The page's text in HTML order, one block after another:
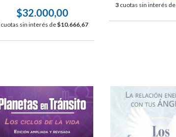
$32.000,00
cuotas sin interés de$10.666,67
3 cuotas sin interés de